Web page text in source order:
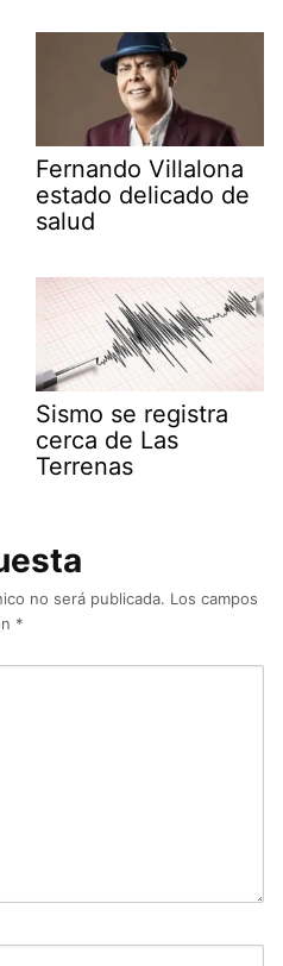
Fernando Villalona
estado delicado de
salud
Sismo se registra
cerca de Las
Terrenas
no será publicada. Los campos
*